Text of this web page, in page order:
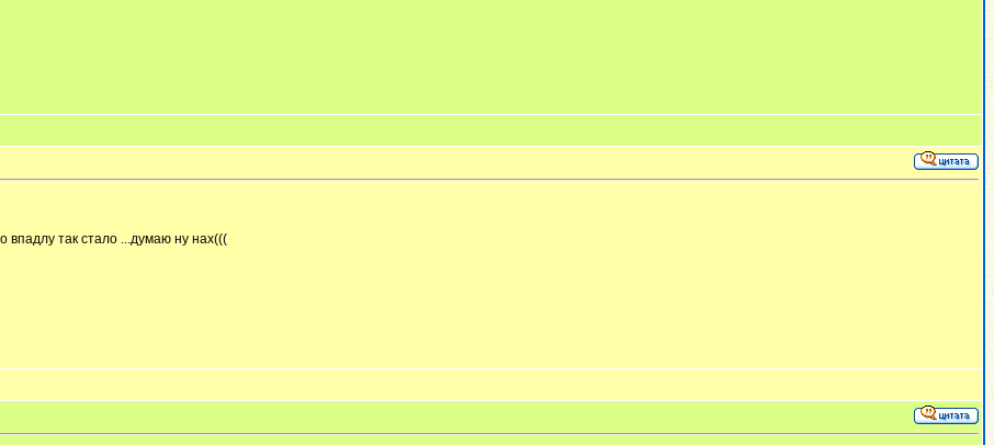
впадлу так стало ...думаю ну нах(((